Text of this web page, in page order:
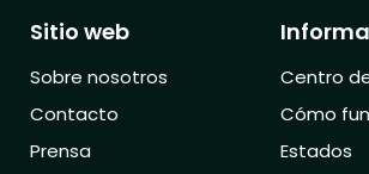
Sitio web
Sobre nosotros
Contacto
Prensa
Centro
Cómo
Estados